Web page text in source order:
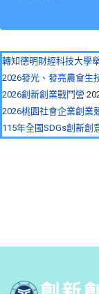
轉知德明財經科技大學
2026發光、發亮農會生
2026創新創業戰鬥營
2026桃園社會企業創業
115年全國SDGs創新創